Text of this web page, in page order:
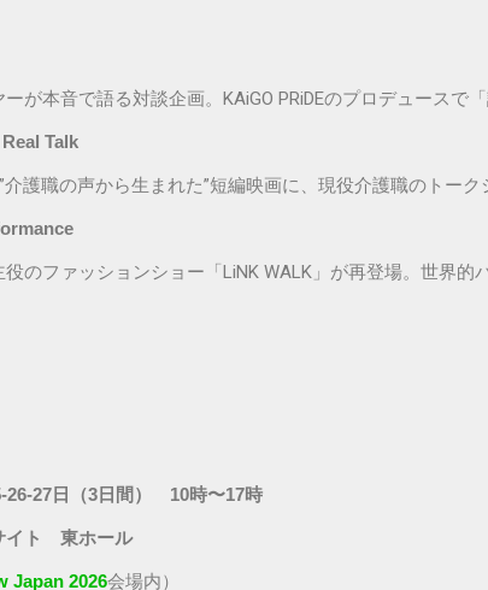
が本音で語る対談企画。KAiGO PRiDEのプロデュースで
Talk
介護職の声から生まれた”短編映画に、現役介護職のトー
のファッションショー「LiNK WALK」が再登場。世界
26-27日（3日間） 10時〜17時
イト 東ホール
Japan 2026会場内）